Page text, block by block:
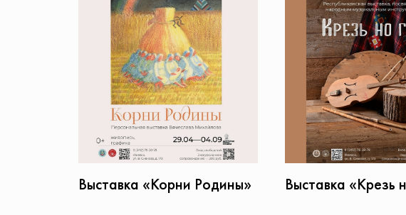
Выставка «Крезь
Выставка «Корни Родины»